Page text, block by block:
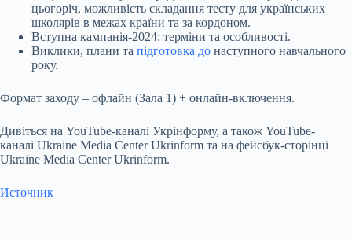
цьогоріч, можливість складання тесту для українських
школярів в межах країни та за кордоном.
Вступна кампанія-2024: терміни та особливості.
Виклики, плани та підготовка до наступного навчального
року.
Формат заходу – офлайн (Зала 1) + онлайн-включення.
Дивіться на YouTube-каналі Укрінформу, а також YouTube-
каналі Ukraine Media Center Ukrinform та на фейсбук-сторінці
Ukraine Media Center Ukrinform.
Источник